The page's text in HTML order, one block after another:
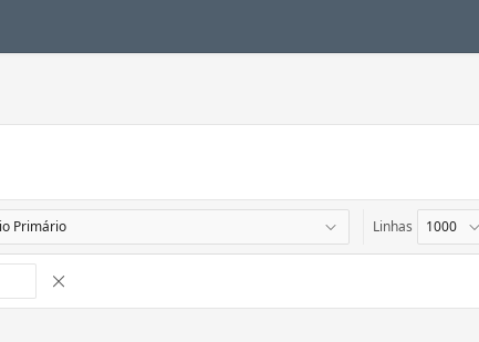
Linhas
Remover Interrupção de Controle